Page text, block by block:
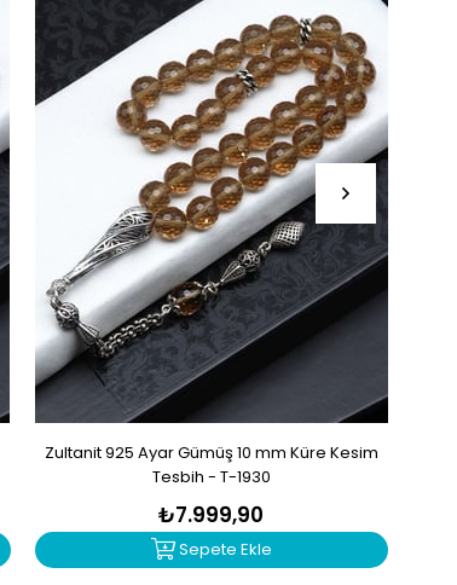
Zultanit 925 Ayar Gümüş 10 mm Küre Kesim
Tesbih - T-1930
₺7.999,90
Sepete Ekle